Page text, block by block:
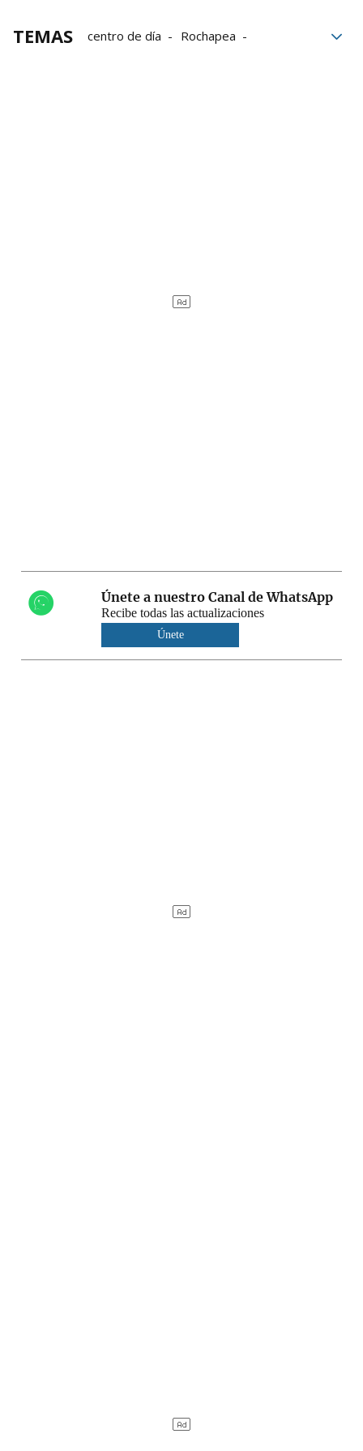
TEMAS centro de día
Rochapea
Únete a nuestro Canal de WhatsApp
Recibe todas las actualizaciones
Únete